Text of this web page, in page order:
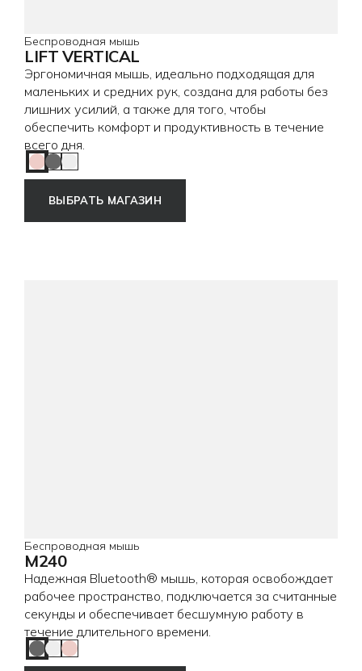
Беспроводная мышь
LIFT VERTICAL
Эргономичная мышь, идеально подходящая для
маленьких и средних рук, создана для работы без
лишних усилий, а также для того, чтобы
обеспечить комфорт и продуктивность в течение
всего дня.
RoseGraphite
Off White
ВЫБРАТЬ МАГАЗИН
Беспроводная мышь
M240
Надежная Bluetooth® мышь, которая освобождает
рабочее пространство, подключается за считанные
секунды и обеспечивает бесшумную работу в
течение длительного времени.
Graphite
Off White
Rose